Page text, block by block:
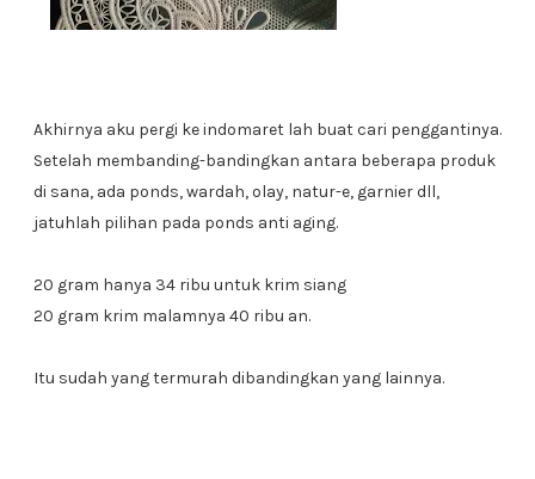
Akhirnya aku pergi ke indomaret lah buat cari penggantinya.
Setelah membanding-bandingkan antara beberapa produk
di sana, ada ponds, wardah, olay, natur-e, garnier dll,
jatuhlah pilihan pada ponds anti aging.
20 gram hanya 34 ribu untuk krim siang
20 gram krim malamnya 40 ribu an.
Itu sudah yang termurah dibandingkan yang lainnya.